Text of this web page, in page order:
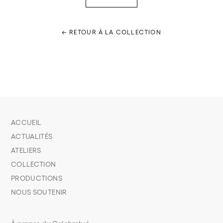
← RETOUR À LA COLLECTION
ACCUEIL
ACTUALITÉS
ATELIERS
COLLECTION
PRODUCTIONS
NOUS SOUTENIR